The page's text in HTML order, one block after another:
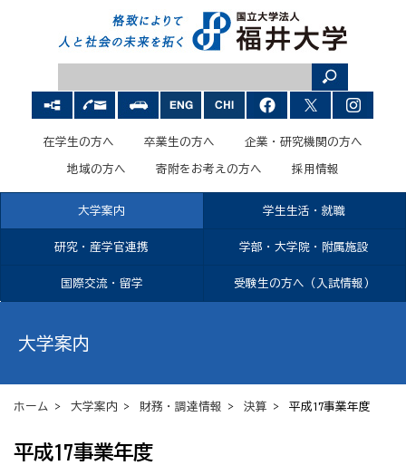
在学生の方へ 卒業生の方へ 企業・研究機関の方へ
地域の方へ 寄附をお考えの方へ 採用情報
大学案内 学生生活・就職
研究・産学官連携 学部・大学院・附属施設
国際交流・留学 受験生の方へ（入試情報）
大学案内
ホーム > 大学案内 > 財務・調達情報 > 決算 > 平成17事業年度
平成17事業年度